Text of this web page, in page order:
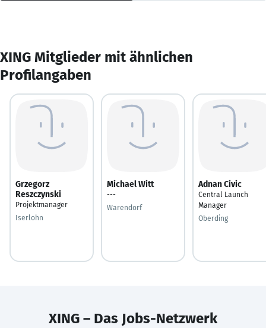
XING Mitglieder mit ähnlichen
Profilangaben
Grzegorz
Reszczynski
Projektmanager
Iserlohn
Michael Witt
---
Warendorf
Adnan Civic
Central Launch
Manager
Oberding
XING – Das Jobs-Netzwerk